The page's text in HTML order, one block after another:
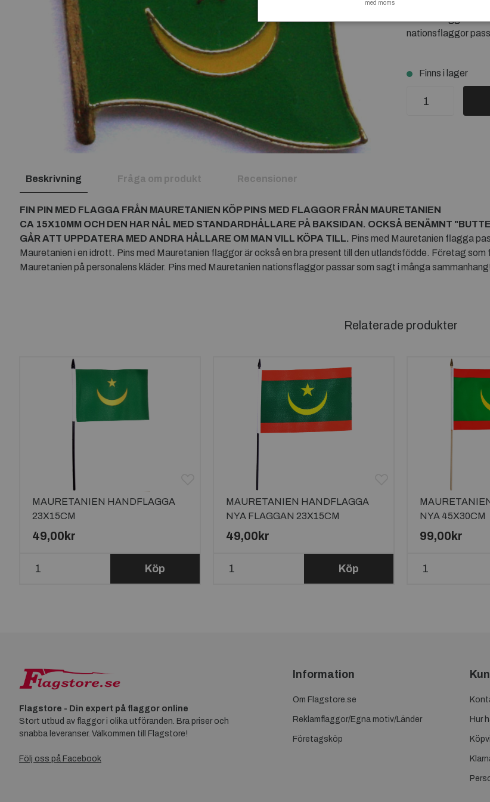
utlandsfödde.
nationsflagga från
nationsflaggor
Finns i lager
Beskrivning Fråga om produkt Recensioner
FIN PIN MED FLAGGA FRÅN MAURETANIEN KÖP PINS MED FLAGGOR FRÅN MAURETANIEN
CA 15X10MM OCH DEN HAR NÅL MED STANDARDHÅLLARE PÅ BAKSIDAN. OCKSÅ BENÄMNT
GÅR ATT UPPDATERA MED ANDRA HÅLLARE OM MAN VILL KÖPA TILL. Pins med Mauretanien flagga
Mauretanien i en idrott. Pins med Mauretanien flaggor är också en bra present till den utlandsfödde. Företag
Mauretanien på personalens kläder. Pins med Mauretanien nationsflaggor passar som sagt i många sammanhang!
Relaterade produkter
MAURETANIEN HANDFLAGGA
23X15CM
49,00kr
Köp
MAURETANIEN HANDFLAGGA
NYA FLAGGAN 23X15CM
49,00kr
Köp
NYA 45X30CM
99,00kr
Flagstore - Din expert på flaggor online
Stort utbud av flaggor i olika utföranden. Bra priser och
snabba leveranser. Välkommen till Flagstore!
Följ oss på Facebook
Information
Om Flagstore.se
Reklamflaggor/Egna motiv/Länder
Företagsköp
Hur
med moms